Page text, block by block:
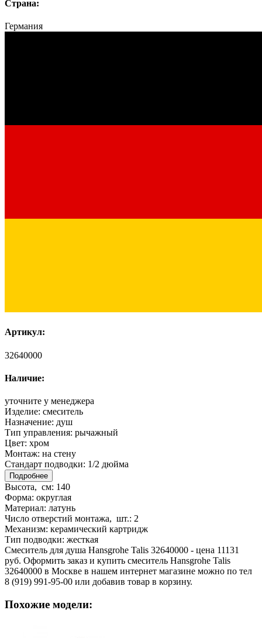
Страна:
Германия
Артикул:
32640000
Наличие:
уточните у менеджера
Изделие: смеситель
Назначение: душ
Тип управления: рычажный
Цвет: хром
Монтаж: на стену
Стандарт подводки: 1/2 дюйма
Подробнее
Высота, см: 140
Форма: округлая
Материал: латунь
Число отверстий монтажа, шт.: 2
Механизм: керамический картридж
Тип подводки: жесткая
Смеситель для душа Hansgrohe Talis 32640000 - цена 11131
руб. Оформить заказ и купить смеситель Hansgrohe Talis
32640000 в Москве в нашем интернет магазине можно по тел
8 (919) 991-95-00 или добавив товар в корзину.
Похожие модели: